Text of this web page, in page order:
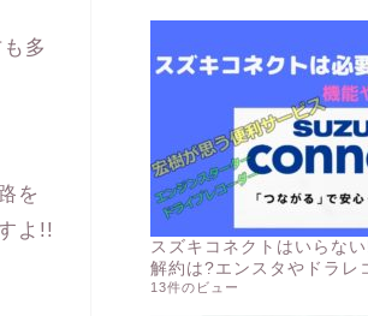
多
を
よ!!
スズキコネクトはいらな
解約は?エンスタやドラレ
13件のビュー